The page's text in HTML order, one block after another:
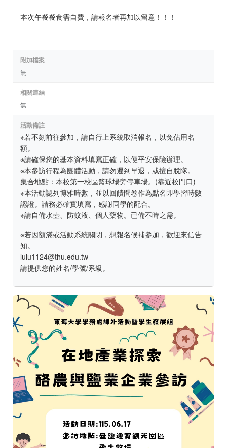
本次午餐餐食需自費，請報名者再加以留意！！！
附加檔案
無
相關連結
無
活動備註
※若不刻前往參加，請自行上系統取消報名，以免佔用名
額。
※請確保您的基本資料填寫正確，以便平安保險辦理。
※本參訪行程為團體活動，請勿遲到早退，或擅自脫隊。
集合地點：本校第一校區籃球場旁停車場。(靠近校門口)
※本活動認列博雅時數，並以回饋問卷作為點名即學習時數
認證。請務必確實填寫，感謝同學的配合。
※請自備水壺、防蚊液、個人藥物。已備不時之需。
※若因額滿或活動系統關閉，想報名候補參加，歡迎來信告
知。
lulu1124@thu.edu.tw
請提供您的姓名/學號/系級。